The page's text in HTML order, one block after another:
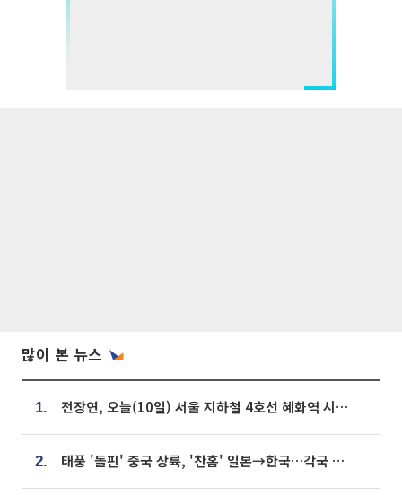
많이 본 뉴스
1. 전장연, 오늘(10일) 서울 지하철 4호선 혜화역 시위…1호선 용산역 무정차
2. 태풍 '돌핀' 중국 상륙, '찬홈' 일본→한국…각국 기상청 예상 경로는?